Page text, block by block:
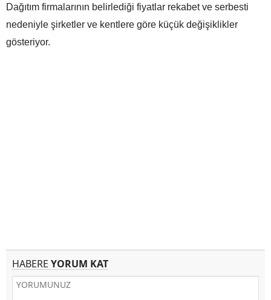
Dağıtım firmalarının belirlediği fiyatlar rekabet ve serbesti
nedeniyle şirketler ve kentlere göre küçük değişiklikler
gösteriyor.
HABERE YORUM KAT